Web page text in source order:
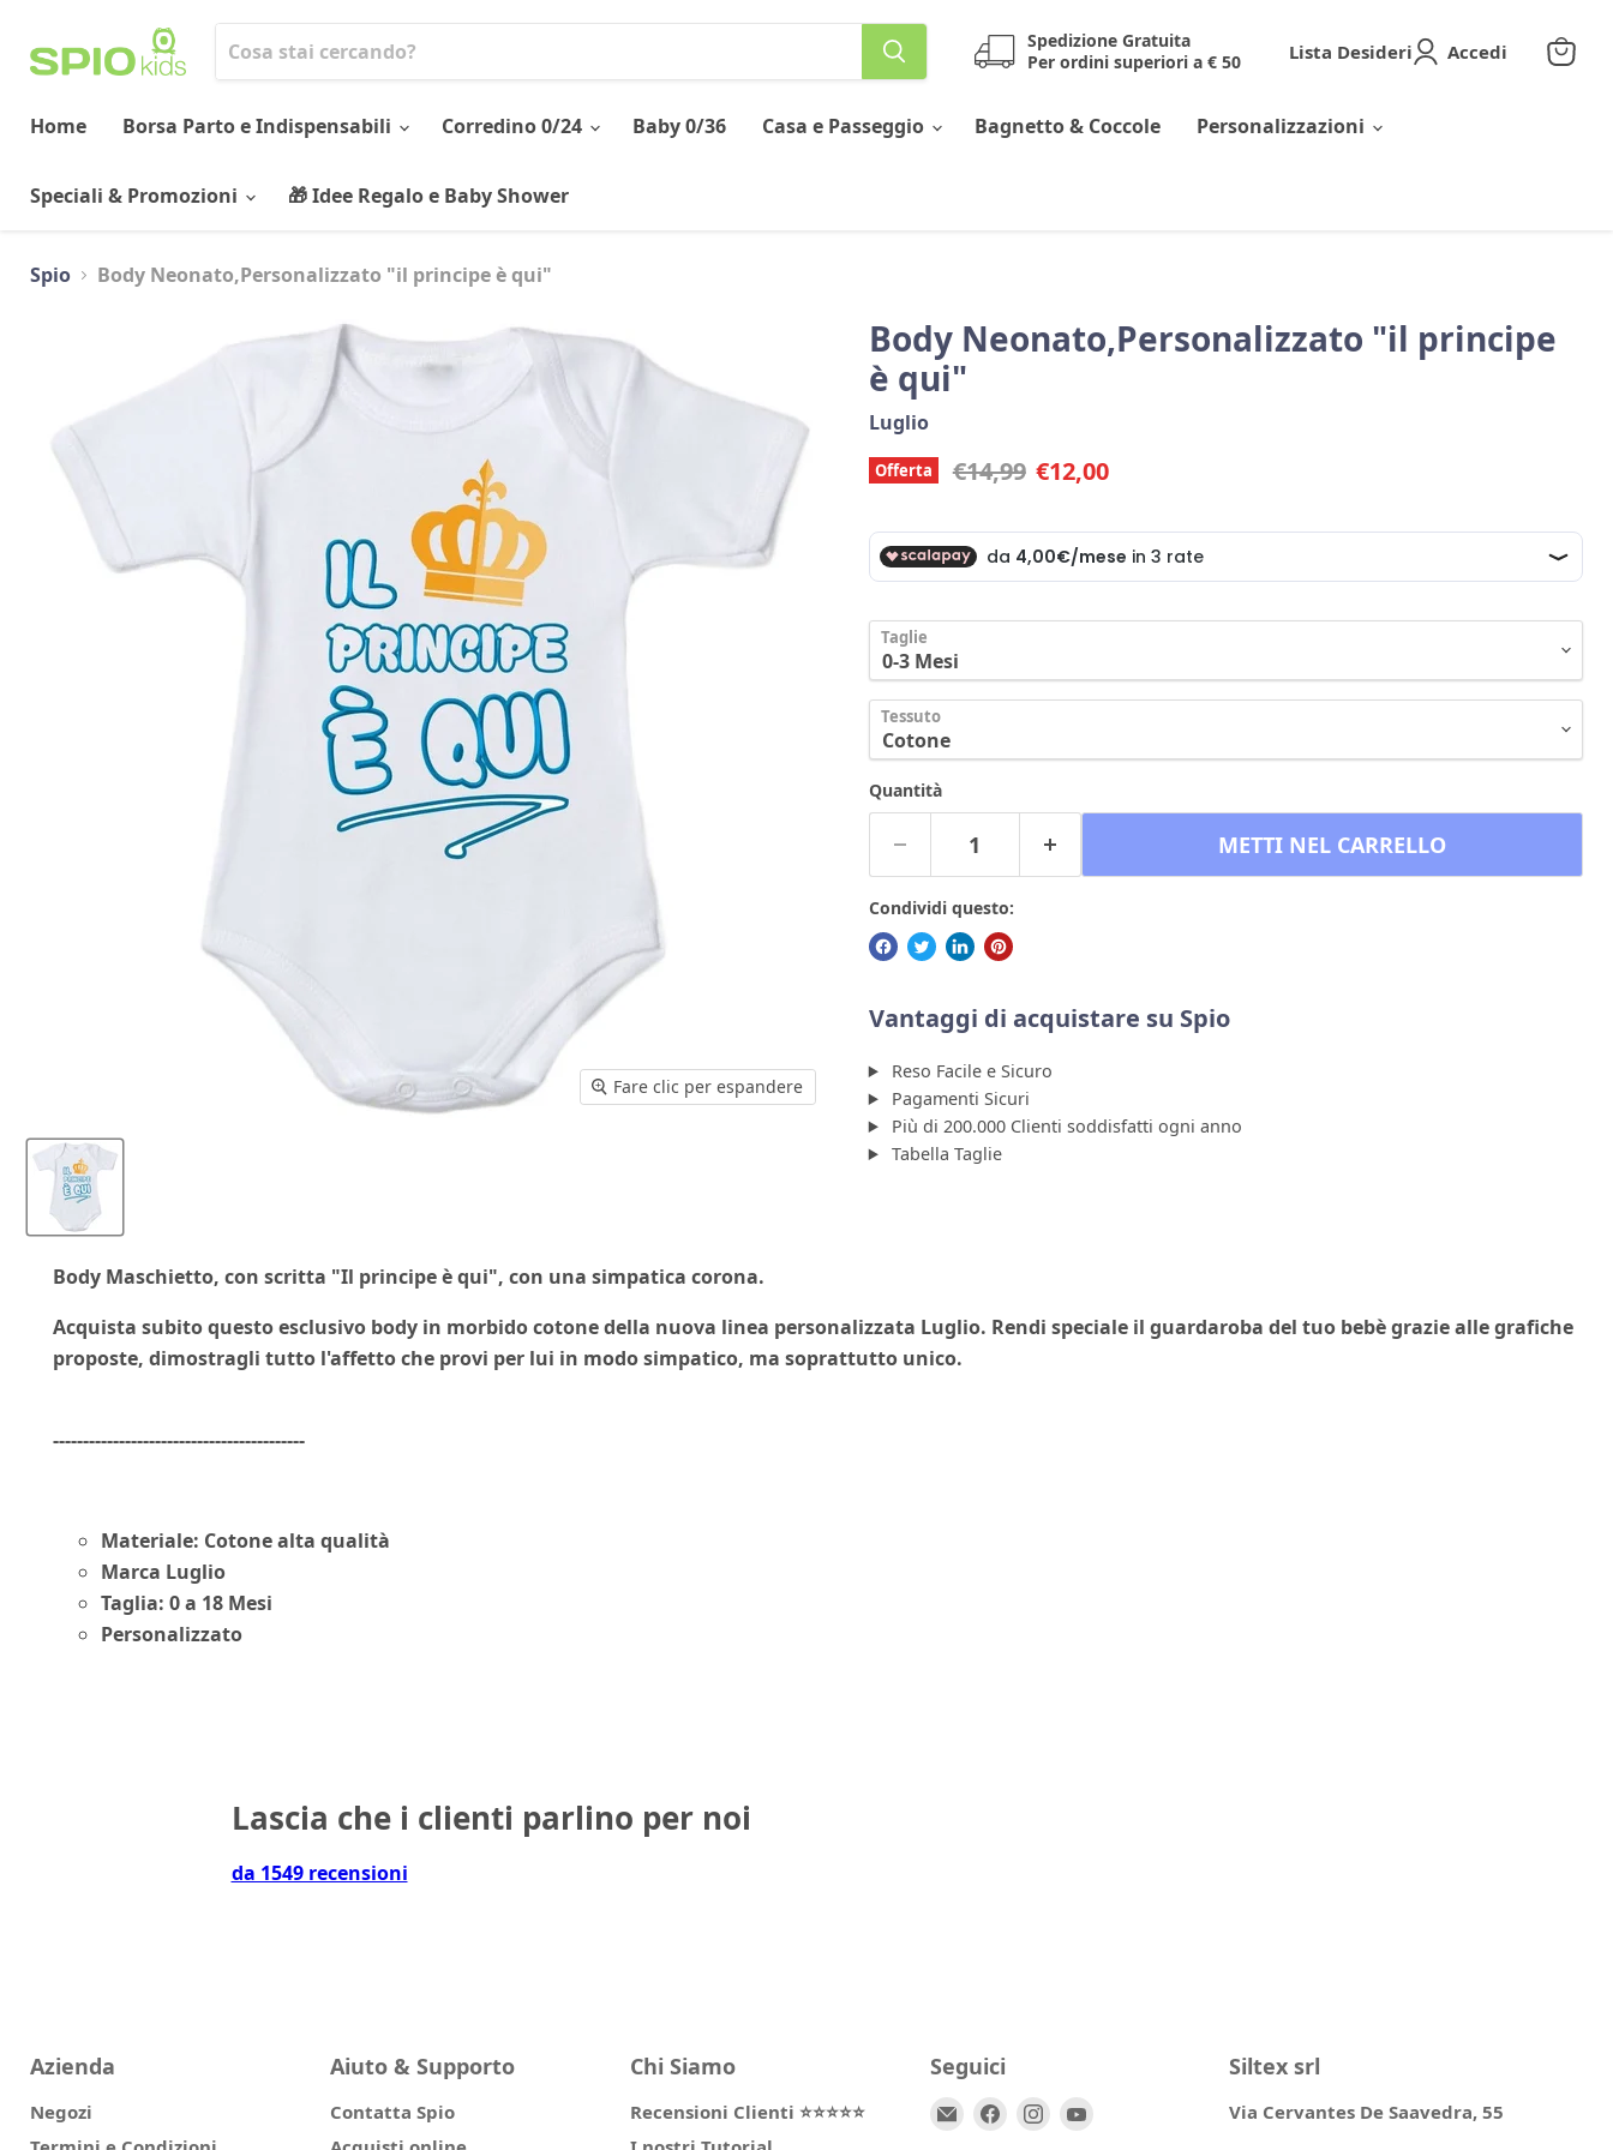
Spedizione Gratuita
Per ordini superiori a € 50
Lista Desideri Accedi
Home Borsa Parto e Indispensabili Corredino 0/24 Baby 0/36 Casa e Passeggio Bagnetto & Coccole Personalizzazioni
Speciali & Promozioni 🎁 Idee Regalo e Baby Shower
Spio Body Neonato,Personalizzato "il principe è qui"
Fare clic per espandere
Body Neonato,Personalizzato "il principe
è qui"
Luglio
Offerta Prezzo originale
€14,99 Prezzo corrente
€12,00
Taglie
Tessuto
Quantità
METTI NEL CARRELLO
Condividi questo:
Vantaggi di acquistare su Spio
Reso Facile e Sicuro
Pagamenti Sicuri
Più di 200.000 Clienti soddisfatti ogni anno
Tabella Taglie
Body Maschietto, con scritta "Il principe è qui", con una simpatica corona.
Acquista subito questoesclusivo body in morbido cotone della nuova linea personalizzata Luglio. Rendi speciale il guardaroba del tuo bebè grazie alle grafiche
proposte, dimostragli tutto l'affetto che provi per lui in modo simpatico, ma soprattutto unico.
------------------------------------------
Materiale: Cotone alta qualità
Marca Luglio
Taglia: 0 a 18 Mesi
Personalizzato
Lascia che i clienti parlino per noi
da 1549 recensioni
Azienda
Negozi
Aiuto & Supporto
Contatta Spio
Chi Siamo
Recensioni Clienti ⭐⭐⭐⭐⭐
Seguici
Email
TrovaciTrovaci
Siltex srl
Via Cervantes De Saavedra, 55